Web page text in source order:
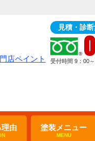
見積・診
受付時間 9：00
由 塗装メニュー
MENU